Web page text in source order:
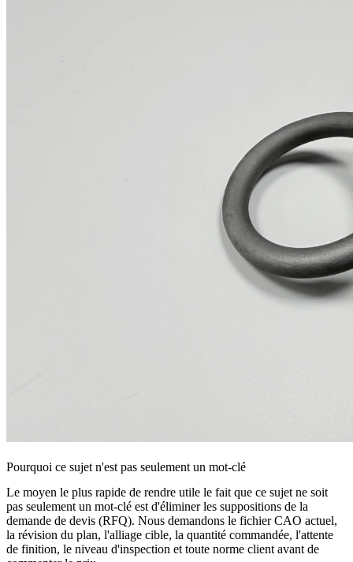
Pourquoi ce sujet n'est pas seulement un mot-clé
Le moyen le plus rapide de rendre utile le fait que ce sujet ne soit
pas seulement un mot-clé est d'éliminer les suppositions de la
demande de devis (RFQ). Nous demandons le fichier CAO actuel,
la révision du plan, l'alliage cible, la quantité commandée, l'attente
de finition, le niveau d'inspection et toute norme client avant de